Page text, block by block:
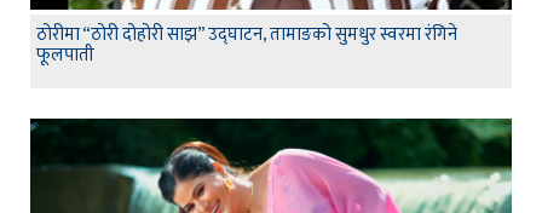
ठोरीमा “ठोरी दोहोरी साझ” उद्घाटन, तामाङको सुमधुर स्वरमा रंगिने
फूलपाती